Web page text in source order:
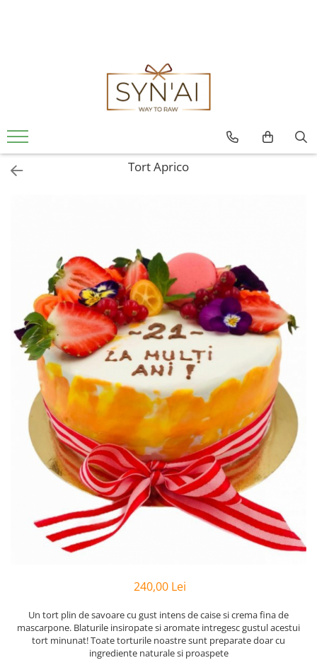
Tort Aprico
240,00 Lei
Un tort plin de savoare cu gust intens de caise si crema fina de
mascarpone. Blaturile insiropate si aromate intregesc gustul acestui
tort minunat! Toate torturile noastre sunt preparate doar cu
ingrediente naturale si proaspete